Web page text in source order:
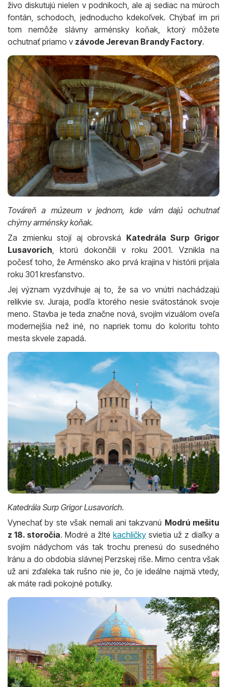
živo diskutujú nielen v podnikoch, ale aj sediac na múroch
fontán, schodoch, jednoducho kdekoľvek. Chýbať im pri
tom nemôže slávny arménsky koňak, ktorý môžete
ochutnať priamo v závode Jerevan Brandy Factory.
Továreň a múzeum v jednom, kde vám dajú ochutnať
chýrny arménsky koňak.
Za zmienku stojí aj obrovská Katedrála Surp Grigor
Lusavorich, ktorú dokončili v roku 2001. Vznikla na
počesť toho, že Arménsko ako prvá krajina v histórii prijala
roku 301 kresťanstvo.
Jej význam vyzdvihuje aj to, že sa vo vnútri nachádzajú
relikvie sv. Juraja, podľa ktorého nesie svätostánok svoje
meno. Stavba je teda značne nová, svojím vizuálom oveľa
modernejšia než iné, no napriek tomu do koloritu tohto
mesta skvele zapadá.
Katedrála Surp Grigor Lusavorich.
Vynechať by ste však nemali ani takzvanú Modrú mešitu
z 18. storočia. Modré a žlté kachličky svietia už z diaľky a
svojím nádychom vás tak trochu prenesú do susedného
Iránu a do obdobia slávnej Perzskej ríše. Mimo centra však
už ani zďaleka tak rušno nie je, čo je ideálne najmä vtedy,
ak máte radi pokojné potulky.